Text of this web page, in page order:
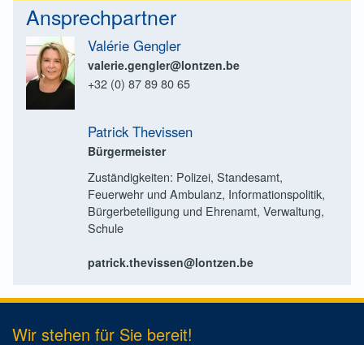
Ansprechpartner
Valérie Gengler
valerie.gengler@lontzen.be
+32 (0) 87 89 80 65
Patrick Thevissen
Bürgermeister
Zuständigkeiten: Polizei, Standesamt,
Feuerwehr und Ambulanz, Informationspolitik,
Bürgerbeteiligung und Ehrenamt, Verwaltung,
Schule
patrick.thevissen@lontzen.be
Wir stehen für Sie bereit!